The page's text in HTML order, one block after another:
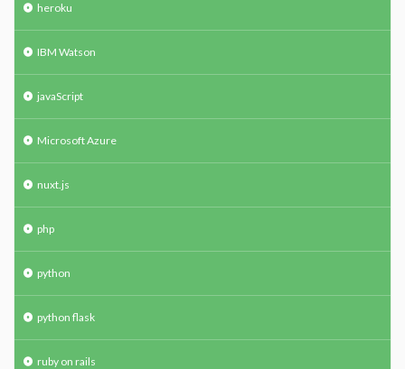
heroku
IBM Watson
javaScript
Microsoft Azure
nuxt.js
php
python
python flask
ruby on rails